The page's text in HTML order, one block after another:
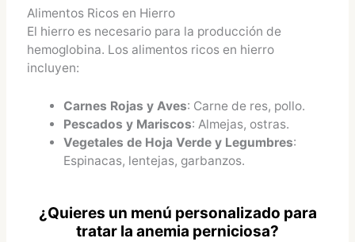
Alimentos Ricos en Hierro
El hierro es necesario para la producción de
hemoglobina. Los alimentos ricos en hierro
incluyen:
Carnes Rojas y Aves: Carne de res, pollo.
Pescados y Mariscos: Almejas, ostras.
Vegetales de Hoja Verde y Legumbres:
Espinacas, lentejas, garbanzos.
¿Quieres un menú personalizado para
tratar la anemia perniciosa?